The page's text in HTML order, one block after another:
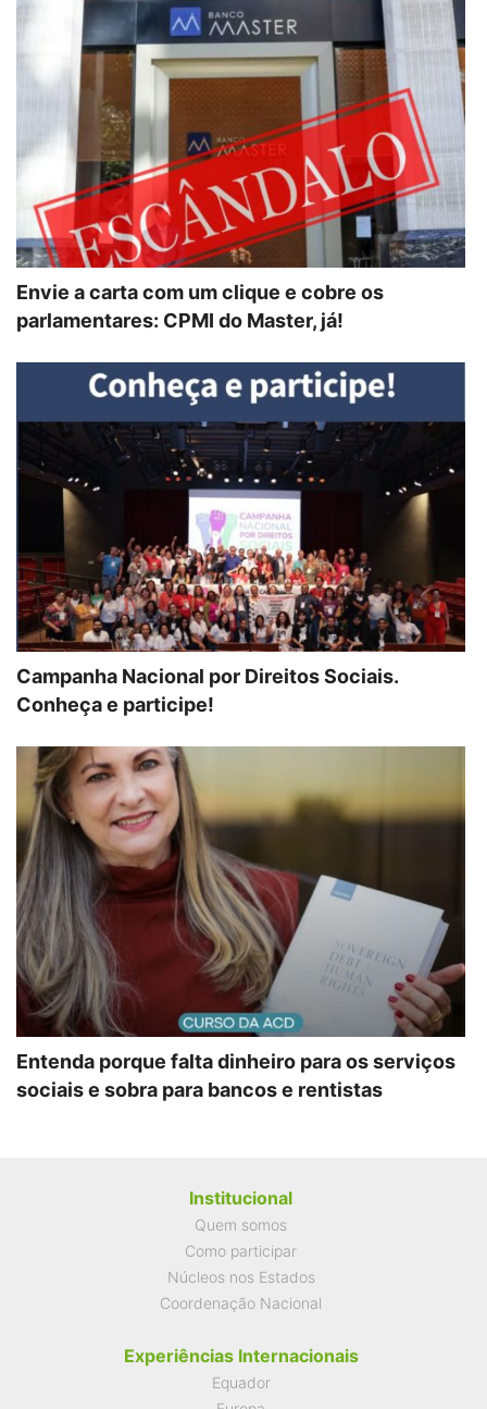
Envie a carta com um clique e cobre os
parlamentares: CPMI do Master, já!
Campanha Nacional por Direitos Sociais.
Conheça e participe!
Entenda porque falta dinheiro para os serviços
sociais e sobra para bancos e rentistas
Institucional
Quem somos
Como participar
Núcleos nos Estados
Coordenação Nacional
Experiências Internacionais
Equador